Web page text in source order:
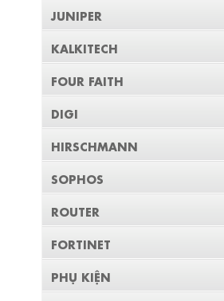
JUNIPER
KALKITECH
FOUR FAITH
DIGI
HIRSCHMANN
SOPHOS
ROUTER
FORTINET
PHỤ KIỆN